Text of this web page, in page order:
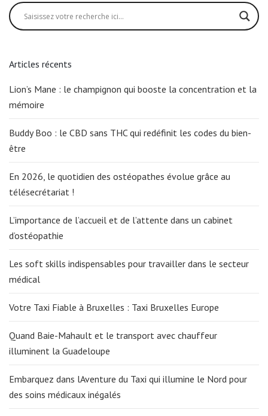
Articles récents
Lion’s Mane : le champignon qui booste la concentration et la
mémoire
Buddy Boo : le CBD sans THC qui redéfinit les codes du bien-
être
En 2026, le quotidien des ostéopathes évolue grâce au
télésecrétariat !
L’importance de l’accueil et de l’attente dans un cabinet
d’ostéopathie
Les soft skills indispensables pour travailler dans le secteur
médical
Votre Taxi Fiable à Bruxelles : Taxi Bruxelles Europe
Quand Baie-Mahault et le transport avec chauffeur
illuminent la Guadeloupe
Embarquez dans lAventure du Taxi qui illumine le Nord pour
des soins médicaux inégalés